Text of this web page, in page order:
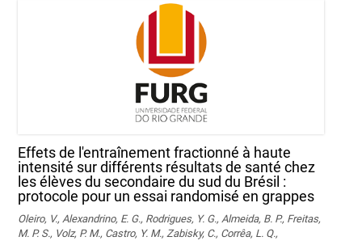
Effets de l'entraînement fractionné à haute
intensité sur différents résultats de santé chez
les élèves du secondaire du sud du Brésil :
protocole pour un essai randomisé en grappes
Oleiro, V., Alexandrino, E. G., Rodrigues, Y. G., Almeida, B. P., Freitas,
M. P. S., Volz, P. M., Castro, Y. M., Zabisky, C., Corrêa, L. Q.,